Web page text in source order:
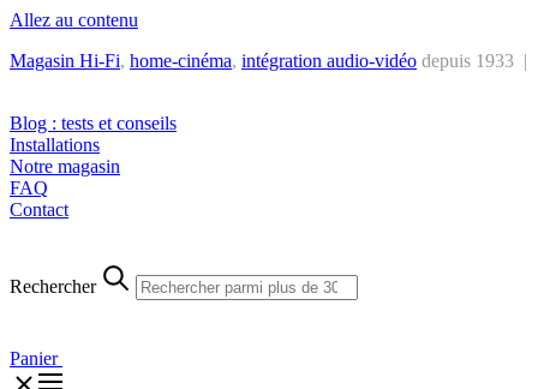
Allez au contenu
Magasin Hi-Fi, home-cinéma, intégration audio-vidéo depuis 1933 |
Blog : tests et conseils
Installations
Notre magasin
FAQ
Contact
Rechercher
Panier